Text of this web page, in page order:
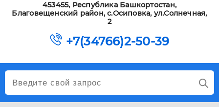
453455, Республика Башкортостан,
Благовещенский район, с.Осиповка, ул.Солнечная,
2
+7(34766)2-50-39